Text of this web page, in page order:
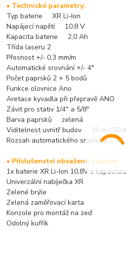
• Technické parametry:
Typ baterie XR Li-Ion
Napájecí napětí 10,8 V
Kapacita baterie 2,0 Ah
Třída laseru 2
Přesnost +/- 0,3 mm/m
Automatické srovnání +/- 4°
Počet paprsků 2 + 5 bodů
Funkce olovnice Ano
Aretace kyvadla při přepravě ANO
Závit pro stativ 1/4" a 5/8"
Barva paprsků zelená
Viditelnost uvnitř budov 30 m / 50
Rozsah automatického srovnání 4°
• Příslušenství obsažené v balení:
1x baterie XR Li-Ion 10,8V s
Univerzální nabíječka XR
Zelené brýle
Zelená zaměřovací karta
Konzole pro montáž na zeď
Odolný kufřík